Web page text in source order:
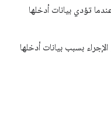
تؤدي بيانات أدخلها
الإجراء بسبب بيانات أدخلها